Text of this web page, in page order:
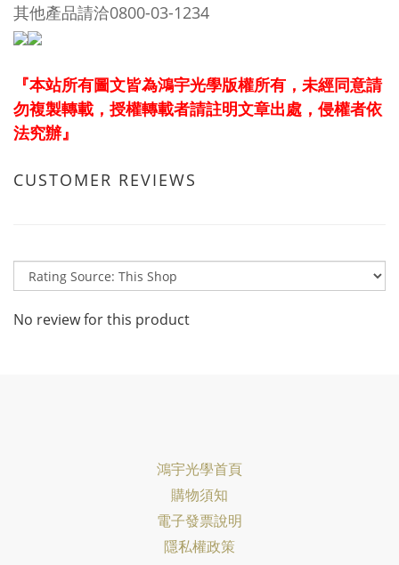
其他產品請洽0800-03-1234
『本站所有圖文皆為鴻宇光學版權所有，未經同意請
勿複製轉載，授權轉載者請註明文章出處，侵權者依
法究辦』
CUSTOMER REVIEWS
No review for this product
鴻宇光學首頁
購物須知
電子發票說明
隱私權政策